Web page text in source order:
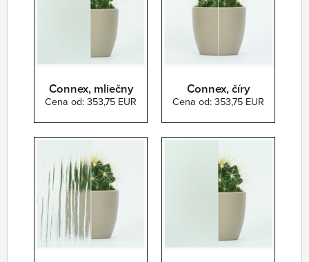
Connex, mliečny
Cena od: 353,75 EUR
Connex, číry
Cena od: 353,75 EUR